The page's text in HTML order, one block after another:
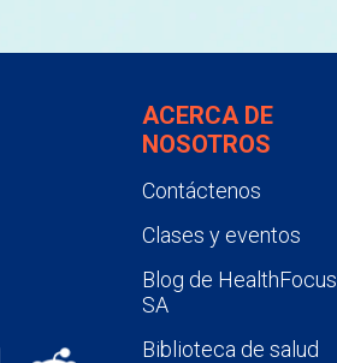
ACERCA DE
NOSOTROS
Contáctenos
Clases y eventos
Blog de HealthFocus
SA
Biblioteca de salud